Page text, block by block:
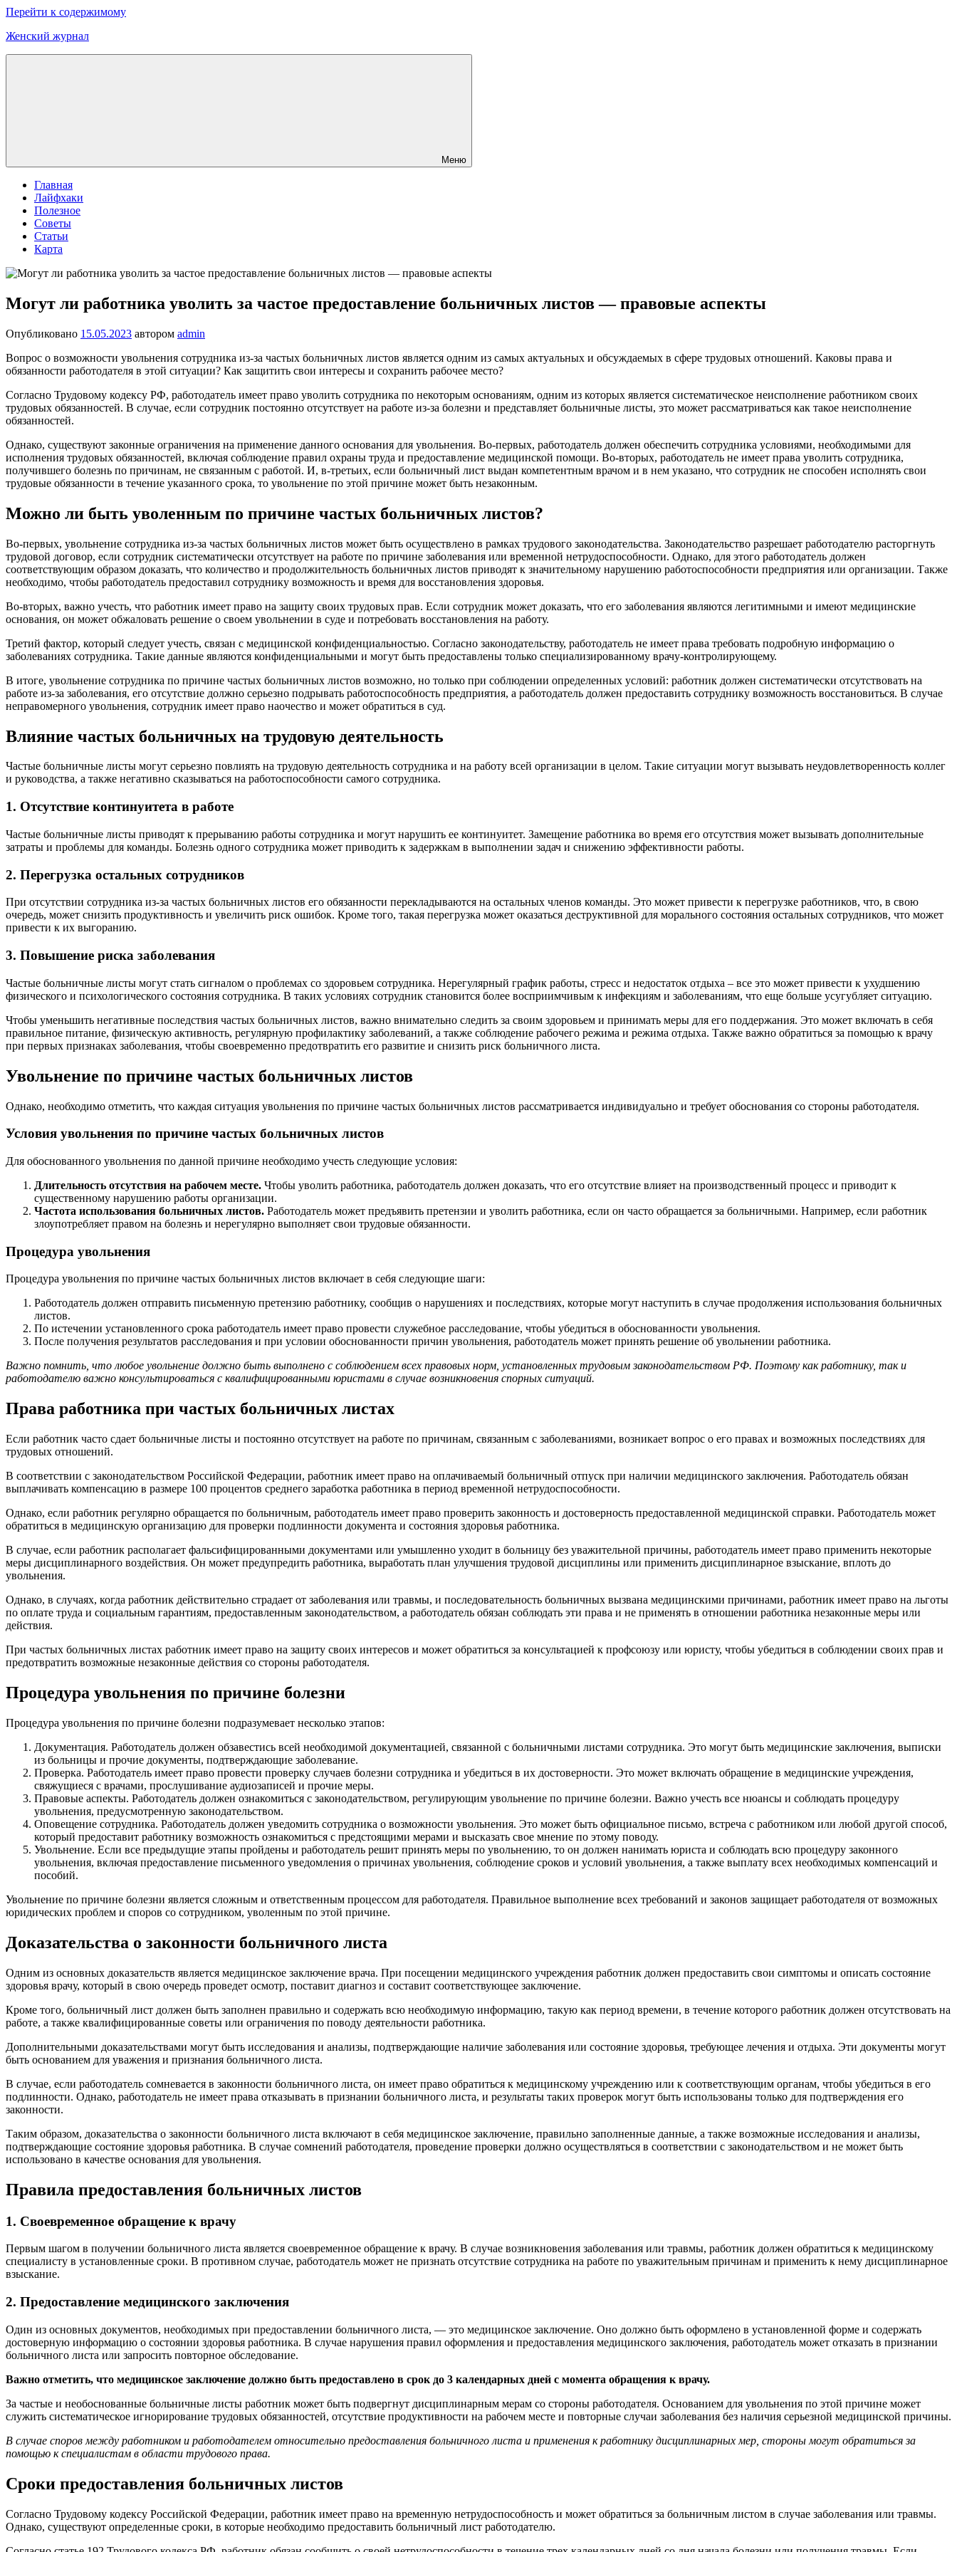
Перейти к содержимому
Женский журнал
Меню
Главная
Лайфхаки
Полезное
Советы
Статьи
Карта
Могут ли работника уволить за частое предоставление больничных листов — правовые аспекты
Опубликовано 15.05.2023 автором admin
Вопрос о возможности увольнения сотрудника из-за частых больничных листов является одним из самых актуальных и обсуждаемых в сфере трудовых отношений. Каковы права и
обязанности работодателя в этой ситуации? Как защитить свои интересы и сохранить рабочее место?
Согласно Трудовому кодексу РФ, работодатель имеет право уволить сотрудника по некоторым основаниям, одним из которых является систематическое неисполнение работником своих
трудовых обязанностей. В случае, если сотрудник постоянно отсутствует на работе из-за болезни и представляет больничные листы, это может рассматриваться как такое неисполнение
обязанностей.
Однако, существуют законные ограничения на применение данного основания для увольнения. Во-первых, работодатель должен обеспечить сотрудника условиями, необходимыми для
исполнения трудовых обязанностей, включая соблюдение правил охраны труда и предоставление медицинской помощи. Во-вторых, работодатель не имеет права уволить сотрудника,
получившего болезнь по причинам, не связанным с работой. И, в-третьих, если больничный лист выдан компетентным врачом и в нем указано, что сотрудник не способен исполнять свои
трудовые обязанности в течение указанного срока, то увольнение по этой причине может быть незаконным.
Можно ли быть уволенным по причине частых больничных листов?
Во-первых, увольнение сотрудника из-за частых больничных листов может быть осуществлено в рамках трудового законодательства. Законодательство разрешает работодателю расторгнуть
трудовой договор, если сотрудник систематически отсутствует на работе по причине заболевания или временной нетрудоспособности. Однако, для этого работодатель должен
соответствующим образом доказать, что количество и продолжительность больничных листов приводят к значительному нарушению работоспособности предприятия или организации. Также
необходимо, чтобы работодатель предоставил сотруднику возможность и время для восстановления здоровья.
Во-вторых, важно учесть, что работник имеет право на защиту своих трудовых прав. Если сотрудник может доказать, что его заболевания являются легитимными и имеют медицинские
основания, он может обжаловать решение о своем увольнении в суде и потребовать восстановления на работу.
Третий фактор, который следует учесть, связан с медицинской конфиденциальностью. Согласно законодательству, работодатель не имеет права требовать подробную информацию о
заболеваниях сотрудника. Такие данные являются конфиденциальными и могут быть предоставлены только специализированному врачу-контролирующему.
В итоге, увольнение сотрудника по причине частых больничных листов возможно, но только при соблюдении определенных условий: работник должен систематически отсутствовать на
работе из-за заболевания, его отсутствие должно серьезно подрывать работоспособность предприятия, а работодатель должен предоставить сотруднику возможность восстановиться. В случае
неправомерного увольнения, сотрудник имеет право наочество и может обратиться в суд.
Влияние частых больничных на трудовую деятельность
Частые больничные листы могут серьезно повлиять на трудовую деятельность сотрудника и на работу всей организации в целом. Такие ситуации могут вызывать неудовлетворенность коллег
и руководства, а также негативно сказываться на работоспособности самого сотрудника.
1. Отсутствие континуитета в работе
Частые больничные листы приводят к прерыванию работы сотрудника и могут нарушить ее континуитет. Замещение работника во время его отсутствия может вызывать дополнительные
затраты и проблемы для команды. Болезнь одного сотрудника может приводить к задержкам в выполнении задач и снижению эффективности работы.
2. Перегрузка остальных сотрудников
При отсутствии сотрудника из-за частых больничных листов его обязанности перекладываются на остальных членов команды. Это может привести к перегрузке работников, что, в свою
очередь, может снизить продуктивность и увеличить риск ошибок. Кроме того, такая перегрузка может оказаться деструктивной для морального состояния остальных сотрудников, что может
привести к их выгоранию.
3. Повышение риска заболевания
Частые больничные листы могут стать сигналом о проблемах со здоровьем сотрудника. Нерегулярный график работы, стресс и недостаток отдыха – все это может привести к ухудшению
физического и психологического состояния сотрудника. В таких условиях сотрудник становится более восприимчивым к инфекциям и заболеваниям, что еще больше усугубляет ситуацию.
Чтобы уменьшить негативные последствия частых больничных листов, важно внимательно следить за своим здоровьем и принимать меры для его поддержания. Это может включать в себя
правильное питание, физическую активность, регулярную профилактику заболеваний, а также соблюдение рабочего режима и режима отдыха. Также важно обратиться за помощью к врачу
при первых признаках заболевания, чтобы своевременно предотвратить его развитие и снизить риск больничного листа.
Увольнение по причине частых больничных листов
Однако, необходимо отметить, что каждая ситуация увольнения по причине частых больничных листов рассматривается индивидуально и требует обоснования со стороны работодателя.
Условия увольнения по причине частых больничных листов
Для обоснованного увольнения по данной причине необходимо учесть следующие условия:
Длительность отсутствия на рабочем месте. Чтобы уволить работника, работодатель должен доказать, что его отсутствие влияет на производственный процесс и приводит к
существенному нарушению работы организации.
Частота использования больничных листов. Работодатель может предъявить претензии и уволить работника, если он часто обращается за больничными. Например, если работник
злоупотребляет правом на болезнь и нерегулярно выполняет свои трудовые обязанности.
Процедура увольнения
Процедура увольнения по причине частых больничных листов включает в себя следующие шаги:
Работодатель должен отправить письменную претензию работнику, сообщив о нарушениях и последствиях, которые могут наступить в случае продолжения использования больничных
листов.
По истечении установленного срока работодатель имеет право провести служебное расследование, чтобы убедиться в обоснованности увольнения.
После получения результатов расследования и при условии обоснованности причин увольнения, работодатель может принять решение об увольнении работника.
Важно помнить, что любое увольнение должно быть выполнено с соблюдением всех правовых норм, установленных трудовым законодательством РФ. Поэтому как работнику, так и
работодателю важно консультироваться с квалифицированными юристами в случае возникновения спорных ситуаций.
Права работника при частых больничных листах
Если работник часто сдает больничные листы и постоянно отсутствует на работе по причинам, связанным с заболеваниями, возникает вопрос о его правах и возможных последствиях для
трудовых отношений.
В соответствии с законодательством Российской Федерации, работник имеет право на оплачиваемый больничный отпуск при наличии медицинского заключения. Работодатель обязан
выплачивать компенсацию в размере 100 процентов среднего заработка работника в период временной нетрудоспособности.
Однако, если работник регулярно обращается по больничным, работодатель имеет право проверить законность и достоверность предоставленной медицинской справки. Работодатель может
обратиться в медицинскую организацию для проверки подлинности документа и состояния здоровья работника.
В случае, если работник располагает фальсифицированными документами или умышленно уходит в больницу без уважительной причины, работодатель имеет право применить некоторые
меры дисциплинарного воздействия. Он может предупредить работника, выработать план улучшения трудовой дисциплины или применить дисциплинарное взыскание, вплоть до
увольнения.
Однако, в случаях, когда работник действительно страдает от заболевания или травмы, и последовательность больничных вызвана медицинскими причинами, работник имеет право на льготы
по оплате труда и социальным гарантиям, предоставленным законодательством, а работодатель обязан соблюдать эти права и не применять в отношении работника незаконные меры или
действия.
При частых больничных листах работник имеет право на защиту своих интересов и может обратиться за консультацией к профсоюзу или юристу, чтобы убедиться в соблюдении своих прав и
предотвратить возможные незаконные действия со стороны работодателя.
Процедура увольнения по причине болезни
Процедура увольнения по причине болезни подразумевает несколько этапов:
Документация. Работодатель должен обзавестись всей необходимой документацией, связанной с больничными листами сотрудника. Это могут быть медицинские заключения, выписки
из больницы и прочие документы, подтверждающие заболевание.
Проверка. Работодатель имеет право провести проверку случаев болезни сотрудника и убедиться в их достоверности. Это может включать обращение в медицинские учреждения,
свяжущиеся с врачами, прослушивание аудиозаписей и прочие меры.
Правовые аспекты. Работодатель должен ознакомиться с законодательством, регулирующим увольнение по причине болезни. Важно учесть все нюансы и соблюдать процедуру
увольнения, предусмотренную законодательством.
Оповещение сотрудника. Работодатель должен уведомить сотрудника о возможности увольнения. Это может быть официальное письмо, встреча с работником или любой другой способ,
который предоставит работнику возможность ознакомиться с предстоящими мерами и высказать свое мнение по этому поводу.
Увольнение. Если все предыдущие этапы пройдены и работодатель решит принять меры по увольнению, то он должен нанимать юриста и соблюдать всю процедуру законного
увольнения, включая предоставление письменного уведомления о причинах увольнения, соблюдение сроков и условий увольнения, а также выплату всех необходимых компенсаций и
пособий.
Увольнение по причине болезни является сложным и ответственным процессом для работодателя. Правильное выполнение всех требований и законов защищает работодателя от возможных
юридических проблем и споров со сотрудником, уволенным по этой причине.
Доказательства о законности больничного листа
Одним из основных доказательств является медицинское заключение врача. При посещении медицинского учреждения работник должен предоставить свои симптомы и описать состояние
здоровья врачу, который в свою очередь проведет осмотр, поставит диагноз и составит соответствующее заключение.
Кроме того, больничный лист должен быть заполнен правильно и содержать всю необходимую информацию, такую как период времени, в течение которого работник должен отсутствовать на
работе, а также квалифицированные советы или ограничения по поводу деятельности работника.
Дополнительными доказательствами могут быть исследования и анализы, подтверждающие наличие заболевания или состояние здоровья, требующее лечения и отдыха. Эти документы могут
быть основанием для уважения и признания больничного листа.
В случае, если работодатель сомневается в законности больничного листа, он имеет право обратиться к медицинскому учреждению или к соответствующим органам, чтобы убедиться в его
подлинности. Однако, работодатель не имеет права отказывать в признании больничного листа, и результаты таких проверок могут быть использованы только для подтверждения его
законности.
Таким образом, доказательства о законности больничного листа включают в себя медицинское заключение, правильно заполненные данные, а также возможные исследования и анализы,
подтверждающие состояние здоровья работника. В случае сомнений работодателя, проведение проверки должно осуществляться в соответствии с законодательством и не может быть
использовано в качестве основания для увольнения.
Правила предоставления больничных листов
1. Своевременное обращение к врачу
Первым шагом в получении больничного листа является своевременное обращение к врачу. В случае возникновения заболевания или травмы, работник должен обратиться к медицинскому
специалисту в установленные сроки. В противном случае, работодатель может не признать отсутствие сотрудника на работе по уважительным причинам и применить к нему дисциплинарное
взыскание.
2. Предоставление медицинского заключения
Один из основных документов, необходимых при предоставлении больничного листа, — это медицинское заключение. Оно должно быть оформлено в установленной форме и содержать
достоверную информацию о состоянии здоровья работника. В случае нарушения правил оформления и предоставления медицинского заключения, работодатель может отказать в признании
больничного листа или запросить повторное обследование.
Важно отметить, что медицинское заключение должно быть предоставлено в срок до 3 календарных дней с момента обращения к врачу.
За частые и необоснованные больничные листы работник может быть подвергнут дисциплинарным мерам со стороны работодателя. Основанием для увольнения по этой причине может
служить систематическое игнорирование трудовых обязанностей, отсутствие продуктивности на рабочем месте и повторные случаи заболевания без наличия серьезной медицинской причины.
В случае споров между работником и работодателем относительно предоставления больничного листа и применения к работнику дисциплинарных мер, стороны могут обратиться за
помощью к специалистам в области трудового права.
Сроки предоставления больничных листов
Согласно Трудовому кодексу Российской Федерации, работник имеет право на временную нетрудоспособность и может обратиться за больничным листом в случае заболевания или травмы.
Однако, существуют определенные сроки, в которые необходимо предоставить больничный лист работодателю.